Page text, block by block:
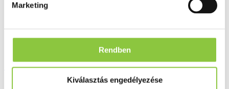
Marketing
Rendben
Kiválasztás engedélyezése
Cebion cseppek - C-vitamin oldat 30 ml